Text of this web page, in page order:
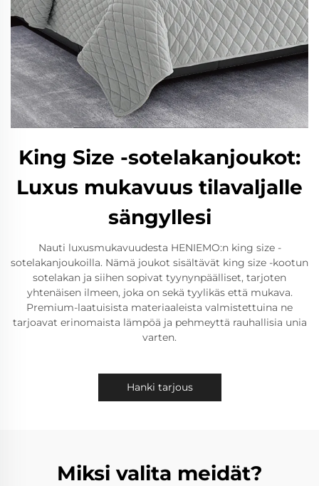
King Size -sotelakanjoukot:
Luxus mukavuus tilavaljalle
sängyllesi
Nauti luxusmukavuudesta HENIEMO:n king size -
sotelakanjoukoilla. Nämä joukot sisältävät king size -kootun
sotelakan ja siihen sopivat tyynynpäälliset, tarjoten
yhtenäisen ilmeen, joka on sekä tyylikäs että mukava.
Premium-laatuisista materiaaleista valmistettuina ne
tarjoavat erinomaista lämpöä ja pehmeyttä rauhallisia unia
varten.
Hanki tarjous
Miksi valita meidät?